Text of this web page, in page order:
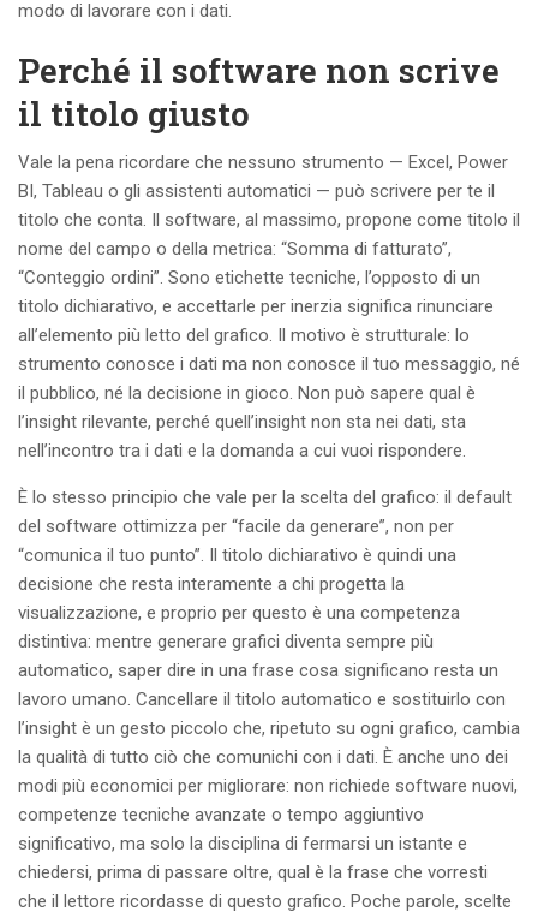
modo di lavorare con i dati.
Perché il software non scrive
il titolo giusto
Vale la pena ricordare che nessuno strumento — Excel, Power
BI, Tableau o gli assistenti automatici — può scrivere per te il
titolo che conta. Il software, al massimo, propone come titolo il
nome del campo o della metrica: “Somma di fatturato”,
“Conteggio ordini”. Sono etichette tecniche, l’opposto di un
titolo dichiarativo, e accettarle per inerzia significa rinunciare
all’elemento più letto del grafico. Il motivo è strutturale: lo
strumento conosce i dati ma non conosce il tuo messaggio, né
il pubblico, né la decisione in gioco. Non può sapere qual è
l’insight rilevante, perché quell’insight non sta nei dati, sta
nell’incontro tra i dati e la domanda a cui vuoi rispondere.
È lo stesso principio che vale per la scelta del grafico: il default
del software ottimizza per “facile da generare”, non per
“comunica il tuo punto”. Il titolo dichiarativo è quindi una
decisione che resta interamente a chi progetta la
visualizzazione, e proprio per questo è una competenza
distintiva: mentre generare grafici diventa sempre più
automatico, saper dire in una frase cosa significano resta un
lavoro umano. Cancellare il titolo automatico e sostituirlo con
l’insight è un gesto piccolo che, ripetuto su ogni grafico, cambia
la qualità di tutto ciò che comunichi con i dati. È anche uno dei
modi più economici per migliorare: non richiede software nuovi,
competenze tecniche avanzate o tempo aggiuntivo
significativo, ma solo la disciplina di fermarsi un istante e
chiedersi, prima di passare oltre, qual è la frase che vorresti
che il lettore ricordasse di questo grafico. Poche parole, scelte